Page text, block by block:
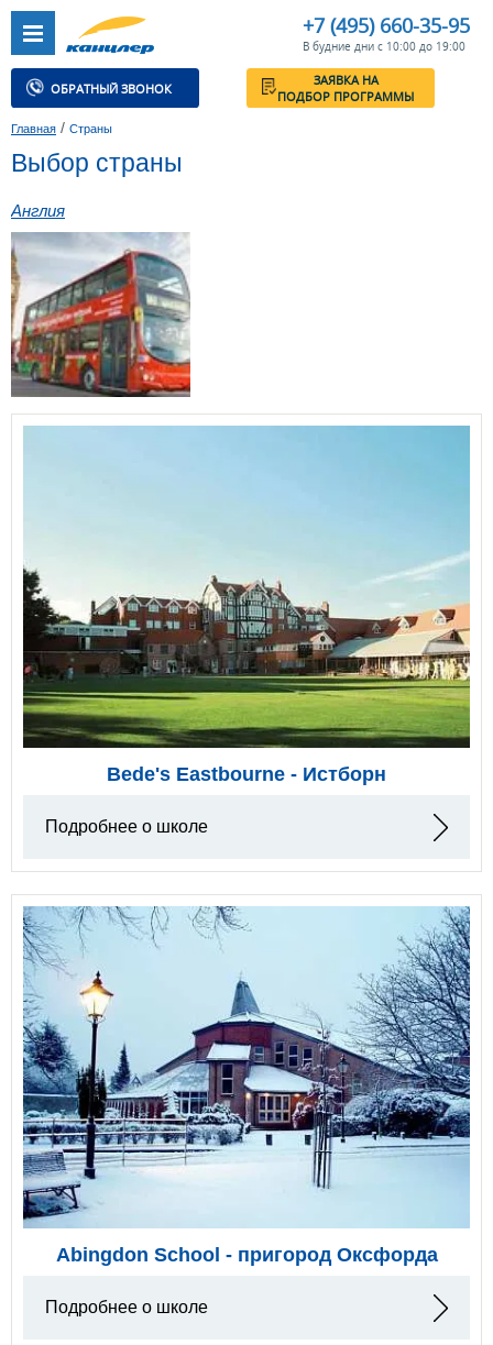
+7 (495) 660-35-95
В будние дни с 10:00 до 19:00
ОБРАТНЫЙ ЗВОНОК
ЗАЯВКА НА
ПОДБОР ПРОГРАММЫ
Главная / Страны
Выбор страны
Англия
Bede's Eastbourne - Истборн
Подробнее о школе
Abingdon School - пригород Оксфорда
Подробнее о школе